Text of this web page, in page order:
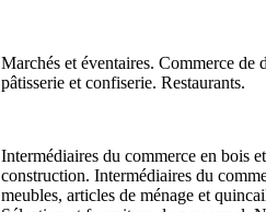
Marchés et éventaires. Commerce de
pâtisserie et confiserie. Restaurants.
Intermédiaires du commerce en bois
construction. Intermédiaires du
meubles, articles de ménage et